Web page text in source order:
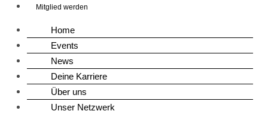
Mitglied werden
Home
Events
News
Deine Karriere
Über uns
Unser Netzwerk